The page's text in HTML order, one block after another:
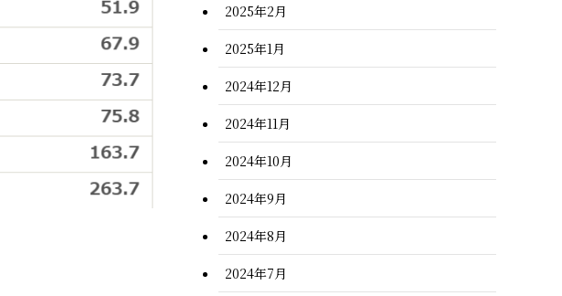
2025年2月
2025年1月
2024年12月
2024年11月
2024年10月
2024年9月
2024年8月
2024年7月